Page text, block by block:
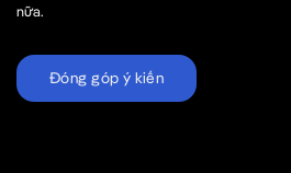
nữa.
Đóng góp ý kiến